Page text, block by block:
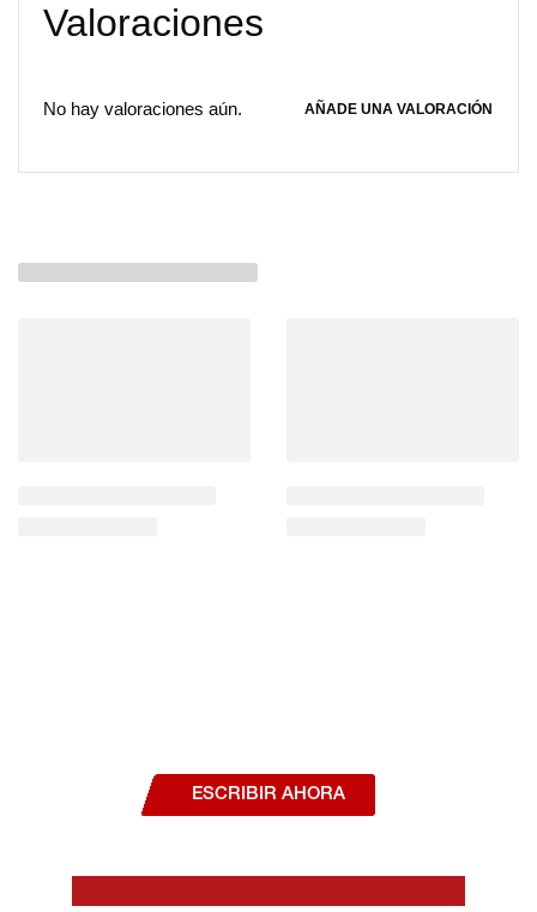
Valoraciones
No hay valoraciones aún. AÑADE UNA VALORACIÓN
ESCRIBIR AHORA